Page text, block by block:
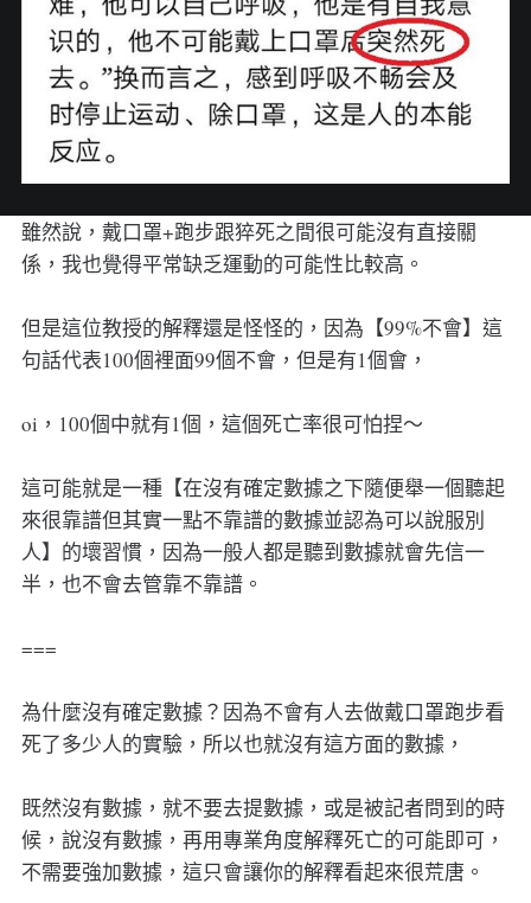
雖然說，戴口罩+跑步跟猝死之間很可能沒有直接關
係，我也覺得平常缺乏運動的可能性比較高。
但是這位教授的解釋還是怪怪的，因為【99%不會】這
句話代表100個裡面99個不會，但是有1個會，
oi，100個中就有1個，這個死亡率很可怕捏～
這可能就是一種【在沒有確定數據之下隨便舉一個聽起
來很靠譜但其實一點不靠譜的數據並認為可以說服別
人】的壞習慣，因為一般人都是聽到數據就會先信一
半，也不會去管靠不靠譜。
===
為什麼沒有確定數據？因為不會有人去做戴口罩跑步看
死了多少人的實驗，所以也就沒有這方面的數據，
既然沒有數據，就不要去提數據，或是被記者問到的時
候，說沒有數據，再用專業角度解釋死亡的可能即可，
不需要強加數據，這只會讓你的解釋看起來很荒唐。